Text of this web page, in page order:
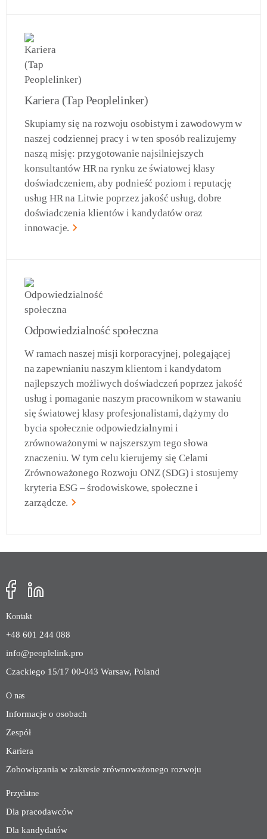
Kariera (Tap Peoplelinker)
Skupiamy się na rozwoju osobistym i zawodowym w
naszej codziennej pracy i w ten sposób realizujemy
naszą misję: przygotowanie najsilniejszych
konsultantów HR na rynku ze światowej klasy
doświadczeniem, aby podnieść poziom i reputację
usług HR na Litwie poprzez jakość usług, dobre
doświadczenia klientów i kandydatów oraz
innowacje.
Odpowiedzialność społeczna
W ramach naszej misji korporacyjnej, polegającej
na zapewnianiu naszym klientom i kandydatom
najlepszych możliwych doświadczeń poprzez jakość
usług i pomaganie naszym pracownikom w stawaniu
się światowej klasy profesjonalistami, dążymy do
bycia społecznie odpowiedzialnymi i
zrównoważonymi w najszerszym tego słowa
znaczeniu. W tym celu kierujemy się Celami
Zrównoważonego Rozwoju ONZ (SDG) i stosujemy
kryteria ESG – środowiskowe, społeczne i
zarządcze.
Kontakt
+48 601 244 088
info@peoplelink.pro
Czackiego 15/17 00-043 Warsaw, Poland
O nas
Informacje o osobach
Zespół
Kariera
Zobowiązania w zakresie zrównoważonego rozwoju
Przydatne
Dla pracodawców
Dla kandydatów